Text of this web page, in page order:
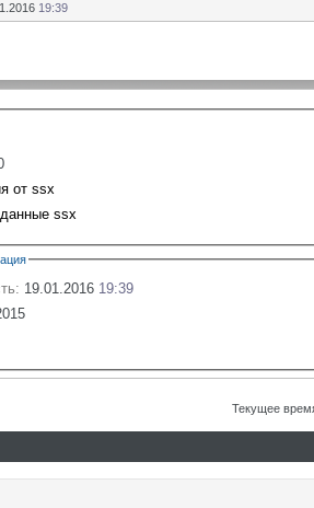
19:39
от ssx
ssx
19.01.2016 19:39
Текущее